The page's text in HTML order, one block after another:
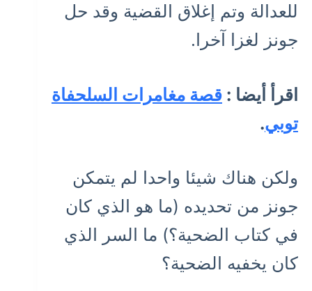
للعدالة وتم إغلاق القضية وقد حل
جونز لغزا آخرا.
اقرأ أيضا : قصة مغامرات السلحفاة
توبي.
ولكن هناك شيئا واحدا لم يتمكن
جونز من تحديده (ما هو الذي كان
في كتاب الضحية؟) ما السر الذي
كان يخفيه الضحية؟